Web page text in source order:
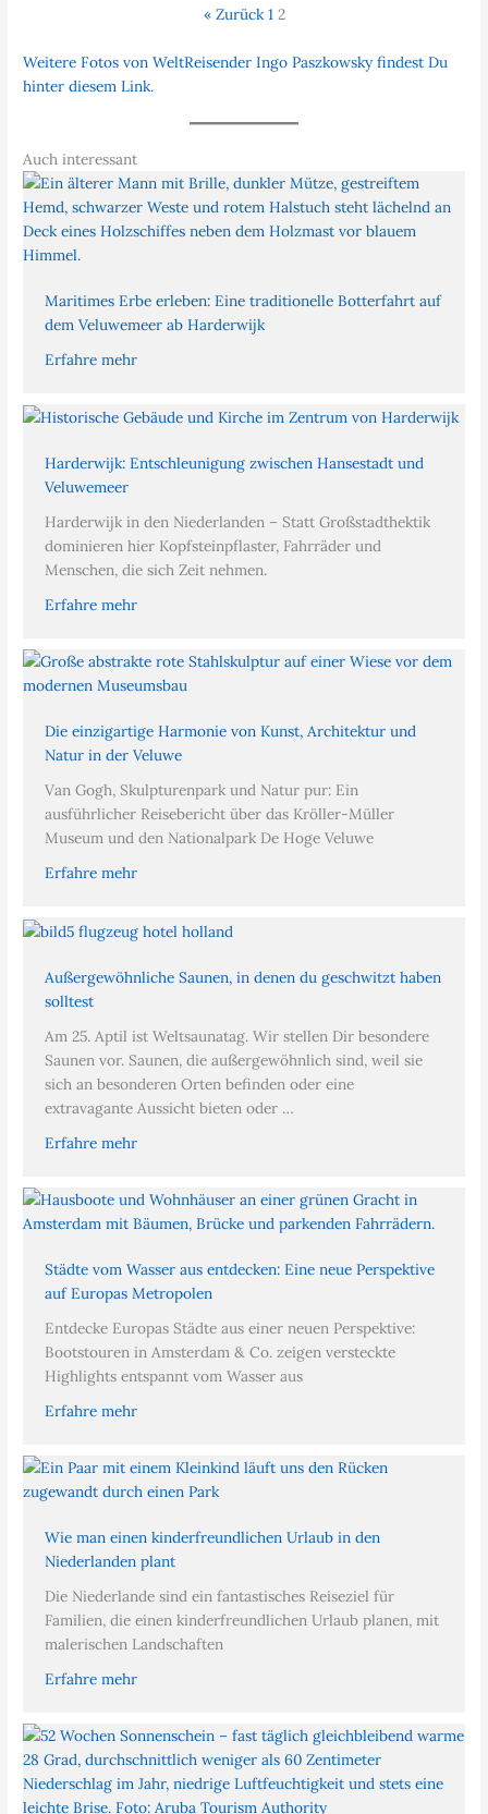
« Zurück 1 2
Weitere Fotos von WeltReisender Ingo Paszkowsky findest Du
hinter diesem Link.
Auch interessant
Maritimes Erbe erleben: Eine traditionelle Botterfahrt auf
dem Veluwemeer ab Harderwijk
Erfahre mehr
Harderwijk: Entschleunigung zwischen Hansestadt und
Veluwemeer
Harderwijk in den Niederlanden – Statt Großstadthektik
dominieren hier Kopfsteinpflaster, Fahrräder und
Menschen, die sich Zeit nehmen.
Erfahre mehr
Die einzigartige Harmonie von Kunst, Architektur und
Natur in der Veluwe
Van Gogh, Skulpturenpark und Natur pur: Ein
ausführlicher Reisebericht über das Kröller-Müller
Museum und den Nationalpark De Hoge Veluwe
Erfahre mehr
Außergewöhnliche Saunen, in denen du geschwitzt haben
solltest
Am 25. Aptil ist Weltsaunatag. Wir stellen Dir besondere
Saunen vor. Saunen, die außergewöhnlich sind, weil sie
sich an besonderen Orten befinden oder eine
extravagante Aussicht bieten oder …
Erfahre mehr
Städte vom Wasser aus entdecken: Eine neue Perspektive
auf Europas Metropolen
Entdecke Europas Städte aus einer neuen Perspektive:
Bootstouren in Amsterdam & Co. zeigen versteckte
Highlights entspannt vom Wasser aus
Erfahre mehr
Wie man einen kinderfreundlichen Urlaub in den
Niederlanden plant
Die Niederlande sind ein fantastisches Reiseziel für
Familien, die einen kinderfreundlichen Urlaub planen, mit
malerischen Landschaften
Erfahre mehr